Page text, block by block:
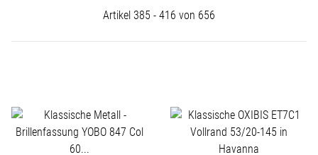
Artikel 385 - 416 von 656